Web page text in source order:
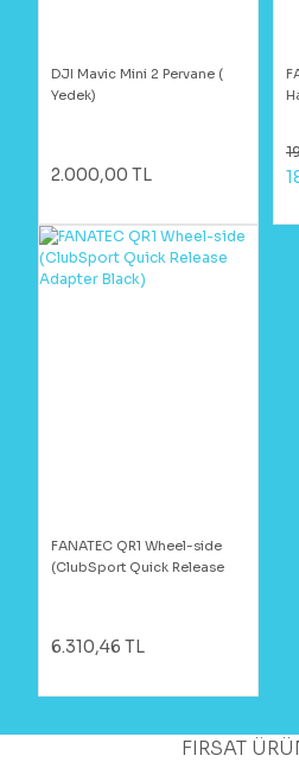
DJI Mavic Mini 2 Pervane (
Yedek)
2.000,00 TL
FANATEC QR1 Wheel-side
(ClubSport Quick Release
6.310,46 TL
FIRSAT